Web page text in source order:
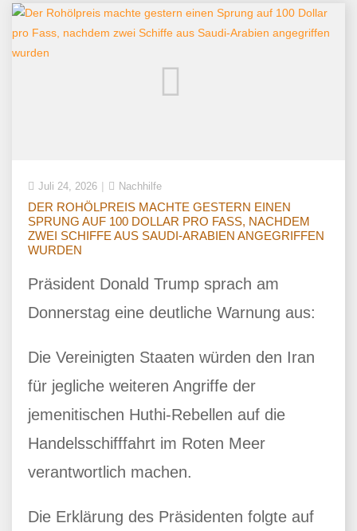
Juli 24, 2026 Nachhilfe
DER ROHÖLPREIS MACHTE GESTERN EINEN
SPRUNG AUF 100 DOLLAR PRO FASS, NACHDEM
ZWEI SCHIFFE AUS SAUDI-ARABIEN ANGEGRIFFEN
WURDEN
Präsident Donald Trump sprach am
Donnerstag eine deutliche Warnung aus:
Die Vereinigten Staaten würden den Iran
für jegliche weiteren Angriffe der
jemenitischen Huthi-Rebellen auf die
Handelsschifffahrt im Roten Meer
verantwortlich machen.
Die Erklärung des Präsidenten folgte auf